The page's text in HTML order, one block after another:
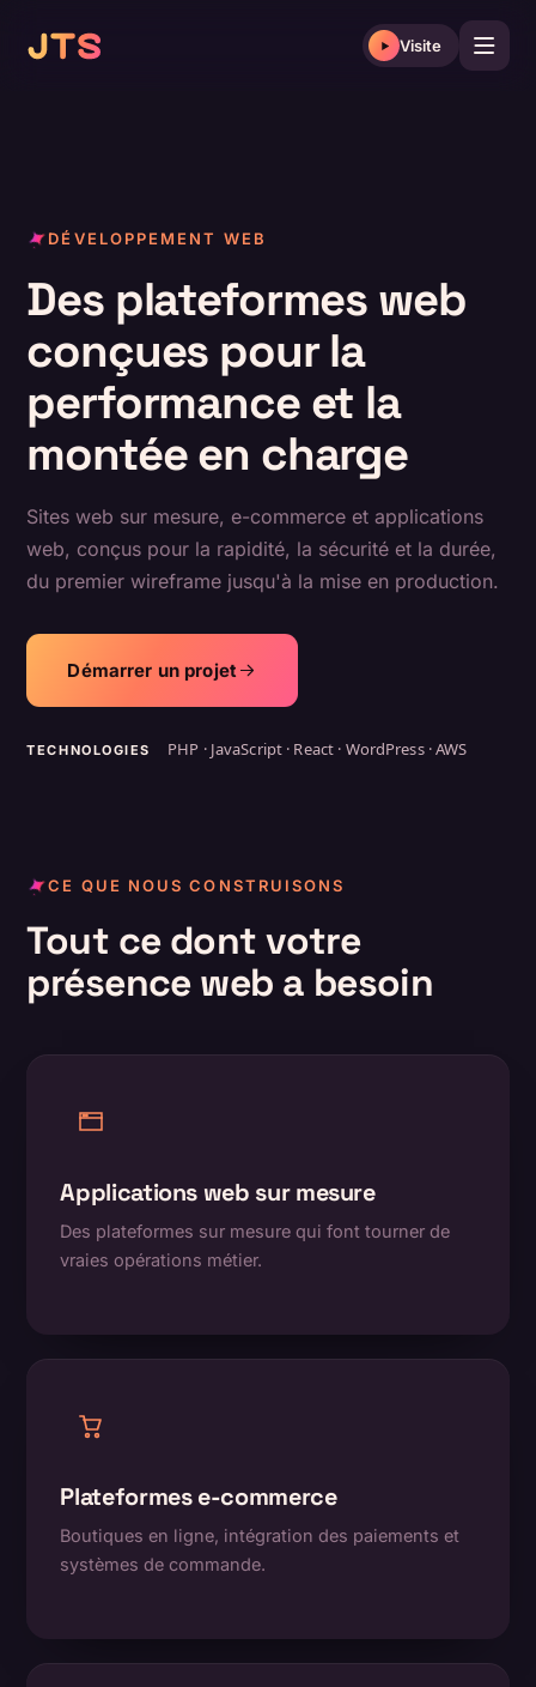
Visite
DÉVELOPPEMENT WEB
Des plateformes web
conçues pour la
performance et la
montée en charge
Sites web sur mesure, e-commerce et applications
web, conçus pour la rapidité, la sécurité et la durée,
du premier wireframe jusqu'à la mise en production.
Démarrer un projet
TECHNOLOGIES PHP · JavaScript · React · WordPress · AWS
CE QUE NOUS CONSTRUISONS
Tout ce dont votre
présence web a besoin
Applications web sur mesure
Des plateformes sur mesure qui font tourner de
vraies opérations métier.
Plateformes e-commerce
Boutiques en ligne, intégration des paiements et
systèmes de commande.